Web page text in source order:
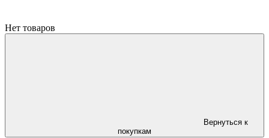
Нет товаров
Вернуться к
покупкам